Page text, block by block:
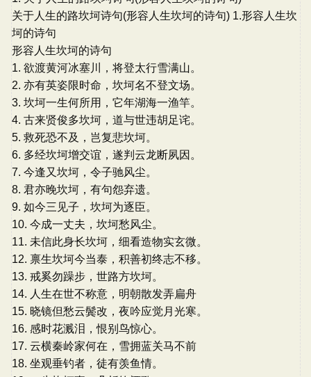
关于人生的路坎坷诗句(形容人生坎坷的诗句) 1.形容人生坎
坷的诗句
形容人生坎坷的诗句
1. 欲渡黄河冰塞川，将登太行雪满山。
2. 亦有英姿限时命，坎坷名不登文场。
3. 坎坷一生何所用，它年湖海一渔竿。
4. 古来贤俊多坎坷，道与世违胡足诧。
5. 救死恐不及，岂复悲坎坷。
6. 多经坎坷增交谊，遂判云龙断夙因。
7. 今逢又坎坷，令子驰风尘。
8. 君亦晚坎坷，有句怨弃遗。
9. 如今三见子，坎坷为逐臣。
10. 今成一丈夫，坎坷愁风尘。
11. 未信此身长坎坷，细看造物实玄微。
12. 禀生坎坷今当泰，积善初终志不移。
13. 戒奚勿躁步，世路方坎坷。
14. 人生在世不称意，明朝散发弄扁舟
15. 晓镜但愁云鬓改，夜吟应觉月光寒。
16. 感时花溅泪，恨别鸟惊心。
17. 云横秦岭家何在，雪拥蓝关马不前
18. 坐观垂钓者，徒有羡鱼情。